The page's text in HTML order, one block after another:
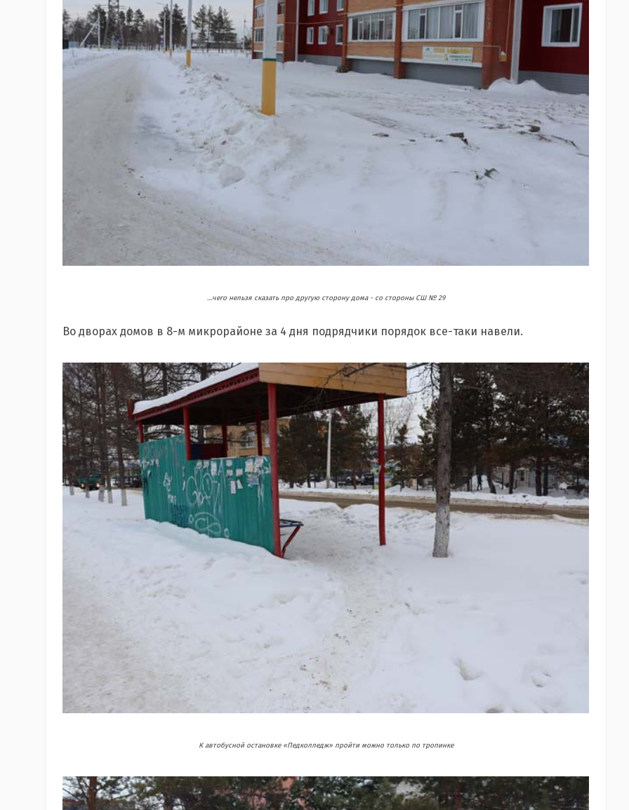
…чего нельзя сказать про другую сторону дома - со стороны СШ № 29
Во дворах домов в 8-м микрорайоне за 4 дня подрядчики порядок все-таки навели.
К автобусной остановке «Педколледж» пройти можно только по тропинке